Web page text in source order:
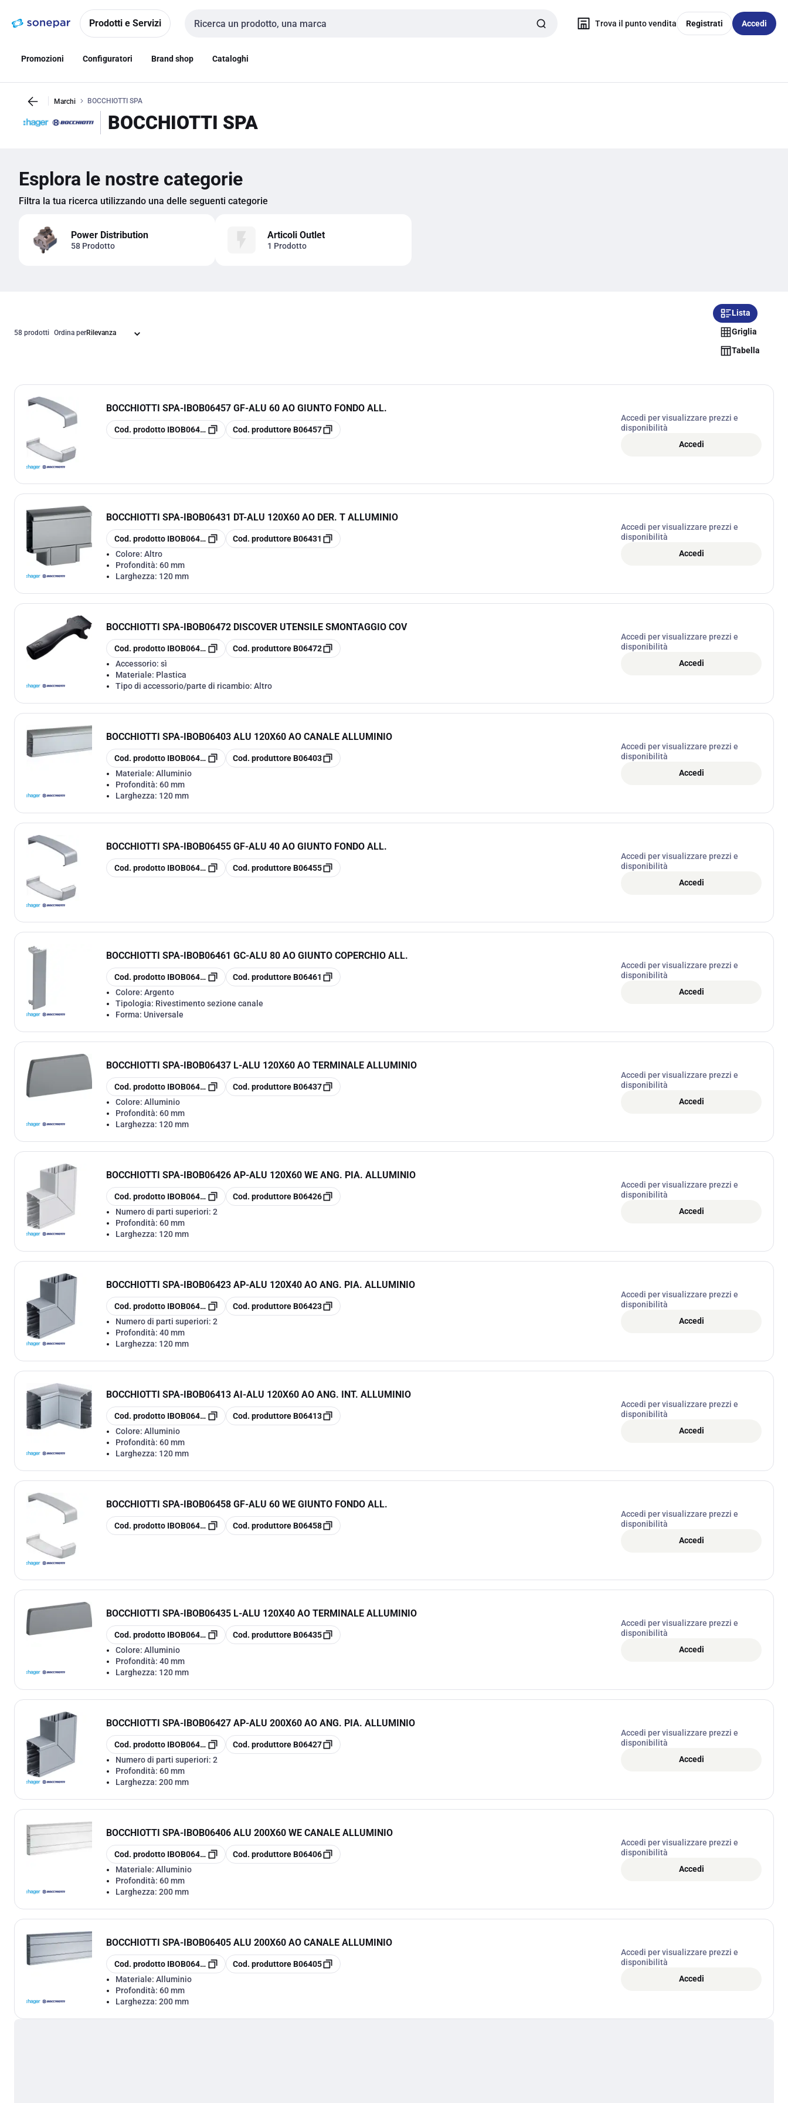
navigazionealla
Prodotti e Servizi
Cerca input
Trova il punto vendita Registrati Accedi
Promozioni Configuratori Brand shop Cataloghi
Marchi BOCCHIOTTI SPA
BOCCHIOTTI SPA
Esplora le nostre categorie
Filtra la tua ricerca utilizzando una delle seguenti categorie
Power Distribution
58 Prodotto
Articoli Outlet
1 Prodotto
58 prodotti Ordina per
Lista
Griglia
Tabella
BOCCHIOTTI SPA-IBOB06457 GF-ALU 60 AO GIUNTO FONDO ALL.
copia
Cod. prodotto IBOB06457 copia
Cod. produttoreB06457
Accedi per visualizzare prezzi e
disponibilità
Accedi
BOCCHIOTTI SPA-IBOB06431 DT-ALU 120X60 AO DER. T ALLUMINIO
copia
Cod. prodotto IBOB06431 copia
Cod. produttoreB06431
Colore: Altro
Profondità: 60 mm
Larghezza: 120 mm
Accedi per visualizzare prezzi e
disponibilità
Accedi
BOCCHIOTTI SPA-IBOB06472 DISCOVER UTENSILE SMONTAGGIO COV
copia
Cod. prodotto IBOB06472 copia
Cod. produttoreB06472
Accessorio: sì
Materiale: Plastica
Tipo di accessorio/parte di ricambio: Altro
Accedi per visualizzare prezzi e
disponibilità
Accedi
BOCCHIOTTI SPA-IBOB06403 ALU 120X60 AO CANALE ALLUMINIO
copia
Cod. prodotto IBOB06403 copia
Cod. produttoreB06403
Materiale: Alluminio
Profondità: 60 mm
Larghezza: 120 mm
Accedi per visualizzare prezzi e
disponibilità
Accedi
BOCCHIOTTI SPA-IBOB06455 GF-ALU 40 AO GIUNTO FONDO ALL.
copia
Cod. prodotto IBOB06455 copia
Cod. produttoreB06455
Accedi per visualizzare prezzi e
disponibilità
Accedi
BOCCHIOTTI SPA-IBOB06461 GC-ALU 80 AO GIUNTO COPERCHIO ALL.
copia
Cod. prodotto IBOB06461 copia
Cod. produttoreB06461
Colore: Argento
Tipologia: Rivestimento sezione canale
Forma: Universale
Accedi per visualizzare prezzi e
disponibilità
Accedi
BOCCHIOTTI SPA-IBOB06437 L-ALU 120X60 AO TERMINALE ALLUMINIO
copia
Cod. prodotto IBOB06437 copia
Cod. produttoreB06437
Colore: Alluminio
Profondità: 60 mm
Larghezza: 120 mm
Accedi per visualizzare prezzi e
disponibilità
Accedi
BOCCHIOTTI SPA-IBOB06426 AP-ALU 120X60 WE ANG. PIA. ALLUMINIO
copia
Cod. prodotto IBOB06426 copia
Cod. produttoreB06426
Numero di parti superiori: 2
Profondità: 60 mm
Larghezza: 120 mm
Accedi per visualizzare prezzi e
disponibilità
Accedi
BOCCHIOTTI SPA-IBOB06423 AP-ALU 120X40 AO ANG. PIA. ALLUMINIO
copia
Cod. prodotto IBOB06423 copia
Cod. produttoreB06423
Numero di parti superiori: 2
Profondità: 40 mm
Larghezza: 120 mm
Accedi per visualizzare prezzi e
disponibilità
Accedi
BOCCHIOTTI SPA-IBOB06413 AI-ALU 120X60 AO ANG. INT. ALLUMINIO
copia
Cod. prodotto IBOB06413 copia
Cod. produttoreB06413
Colore: Alluminio
Profondità: 60 mm
Larghezza: 120 mm
Accedi per visualizzare prezzi e
disponibilità
Accedi
BOCCHIOTTI SPA-IBOB06458 GF-ALU 60 WE GIUNTO FONDO ALL.
copia
Cod. prodotto IBOB06458 copia
Cod. produttoreB06458
Accedi per visualizzare prezzi e
disponibilità
Accedi
BOCCHIOTTI SPA-IBOB06435 L-ALU 120X40 AO TERMINALE ALLUMINIO
copia
Cod. prodotto IBOB06435 copia
Cod. produttoreB06435
Colore: Alluminio
Profondità: 40 mm
Larghezza: 120 mm
Accedi per visualizzare prezzi e
disponibilità
Accedi
BOCCHIOTTI SPA-IBOB06427 AP-ALU 200X60 AO ANG. PIA. ALLUMINIO
copia
Cod. prodotto IBOB06427 copia
Cod. produttoreB06427
Numero di parti superiori: 2
Profondità: 60 mm
Larghezza: 200 mm
Accedi per visualizzare prezzi e
disponibilità
Accedi
BOCCHIOTTI SPA-IBOB06406 ALU 200X60 WE CANALE ALLUMINIO
copia
Cod. prodotto IBOB06406 copia
Cod. produttoreB06406
Materiale: Alluminio
Profondità: 60 mm
Larghezza: 200 mm
Accedi per visualizzare prezzi e
disponibilità
Accedi
BOCCHIOTTI SPA-IBOB06405 ALU 200X60 AO CANALE ALLUMINIO
copia
Cod. prodotto IBOB06405 copia
Cod. produttoreB06405
Materiale: Alluminio
Profondità: 60 mm
Larghezza: 200 mm
Accedi per visualizzare prezzi e
disponibilità
Accedi